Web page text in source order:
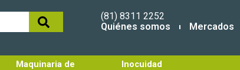
(81) 8311 2252
Quiénes somos
Mercados
Maquinaria de
Inocuidad